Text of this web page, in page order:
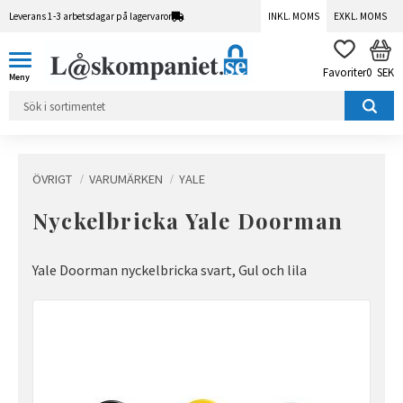
Leverans 1-3 arbetsdagar på lagervaror INKL. MOMS EXKL. MOMS
FAVORITER
0 SEK
ÖVRIGT VARUMÄRKEN YALE
Nyckelbricka Yale Doorman
Yale Doorman nyckelbricka svart, Gul och lila